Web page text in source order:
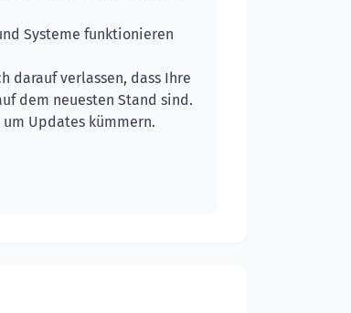
Systeme funktionieren
darauf verlassen, dass Ihre
dem neuesten Stand sind.
Updates kümmern.